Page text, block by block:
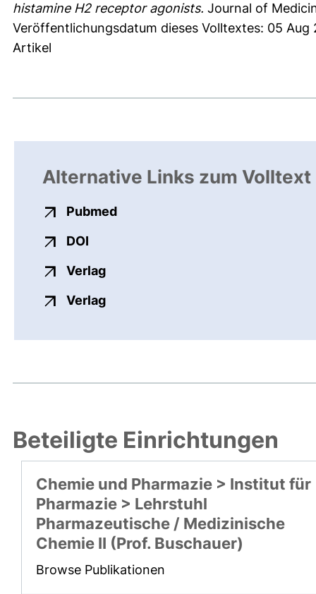
histamine H2 receptor agonists. Journal of
Veröffentlichungsdatum dieses Volltextes: 05 Aug
Artikel
Alternative Links zum Volltext
Pubmedexterner Link, öffnet neues
DOI
Verlagexterner Link, öffnet neues
Verlagexterner Link, öffnet neues
Beteiligte Einrichtungen
Chemie und Pharmazie > Institut für
Pharmazie > Lehrstuhl
Pharmazeutische / Medizinische
Chemie II (Prof. Buschauer)
Browse Publikationen